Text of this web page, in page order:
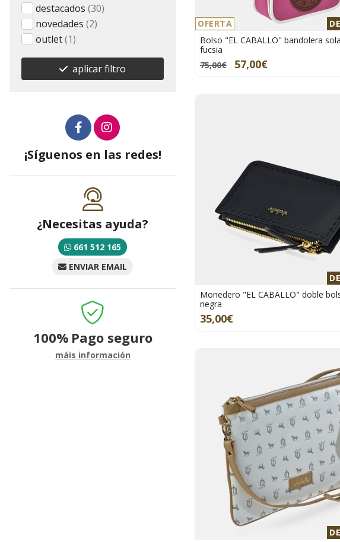
OFERTA
Bolso "EL CABALLO" bandolera
fucsia
75,00€
57,00€
Monedero "EL CABALLO" doble
negra
35,00€
destacados (30)
novedades (2)
outlet(1)
aplicar filtro
¡Síguenos en las redes!
¿Necesitas ayuda?
661 512 165
ENVIAR EMAIL
100% Pago seguro
máis información